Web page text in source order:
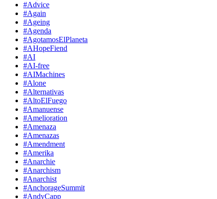
#Advice
#Again
#Ageing
#Agenda
#AgotamosElPlaneta
#AHopeFiend
#AI
#AI-free
#AIMachines
#Alone
#Alternativas
#AltoElFuego
#Amanuense
#Amelioration
#Amenaza
#Amenazas
#Amendment
#Amerika
#Anarchie
#Anarchism
#Anarchist
#AnchorageSummit
#AndyCapp